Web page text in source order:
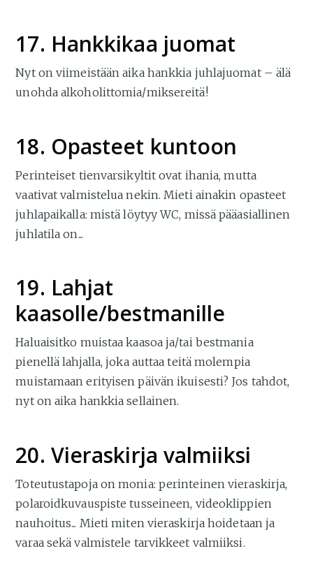
17. Hankkikaa juomat
Nyt on viimeistään aika hankkia juhlajuomat – älä
unohda alkoholittomia/miksereitä!
18. Opasteet kuntoon
Perinteiset tienvarsikyltit ovat ihania, mutta
vaativat valmistelua nekin. Mieti ainakin opasteet
juhlapaikalla: mistä löytyy WC, missä pääasiallinen
juhlatila on...
19. Lahjat
kaasolle/bestmanille
Haluaisitko muistaa kaasoa ja/tai bestmania
pienellä lahjalla, joka auttaa teitä molempia
muistamaan erityisen päivän ikuisesti? Jos tahdot,
nyt on aika hankkia sellainen.
20. Vieraskirja valmiiksi
Toteutustapoja on monia: perinteinen vieraskirja,
polaroidkuvauspiste tusseineen, videoklippien
nauhoitus... Mieti miten vieraskirja hoidetaan ja
varaa sekä valmistele tarvikkeet valmiiksi.